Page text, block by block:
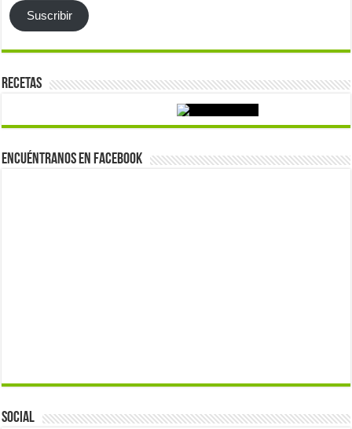
Suscribir
Recetas
Encuéntranos en Facebook
Social